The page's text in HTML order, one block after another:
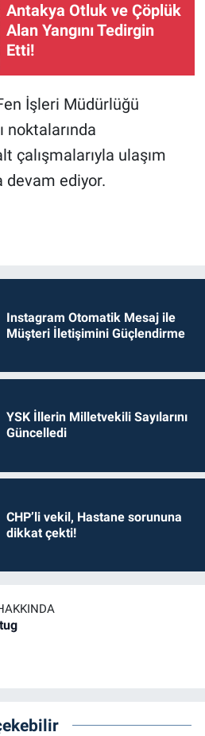
Antakya Otluk ve Çöplük
Alan Yangını Tedirgin
Etti!
İşleri Müdürlüğü
noktalarında
çalışmalarıyla ulaşım
devam ediyor.
Instagram Otomatik Mesaj ile
Müşteri İletişimini Güçlendirme
YSK İllerin Milletvekili Sayılarını
Güncelledi
CHP’li vekil, Hastane sorununa
dikkat çekti!